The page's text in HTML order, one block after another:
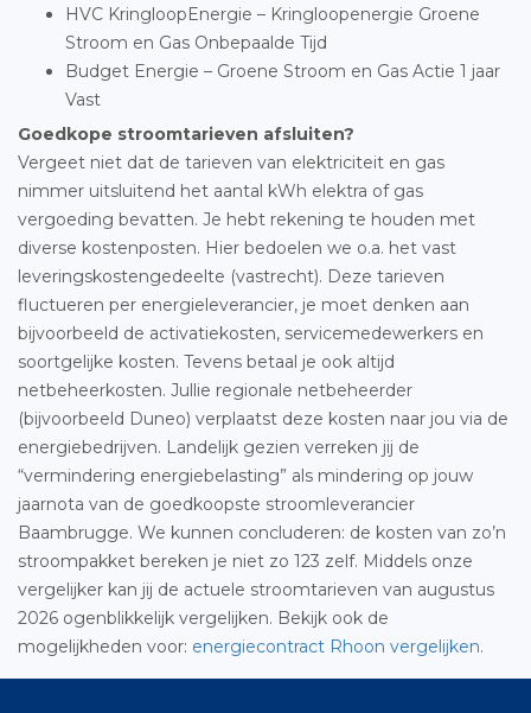
HVC KringloopEnergie – Kringloopenergie Groene
Stroom en Gas Onbepaalde Tijd
Budget Energie – Groene Stroom en Gas Actie 1 jaar
Vast
Goedkope stroomtarieven afsluiten?
Vergeet niet dat de tarieven van elektriciteit en gas
nimmer uitsluitend het aantal kWh elektra of gas
vergoeding bevatten. Je hebt rekening te houden met
diverse kostenposten. Hier bedoelen we o.a. het vast
leveringskostengedeelte (vastrecht). Deze tarieven
fluctueren per energieleverancier, je moet denken aan
bijvoorbeeld de activatiekosten, servicemedewerkers en
soortgelijke kosten. Tevens betaal je ook altijd
netbeheerkosten. Jullie regionale netbeheerder
(bijvoorbeeld Duneo) verplaatst deze kosten naar jou via de
energiebedrijven. Landelijk gezien verreken jij de
“vermindering energiebelasting” als mindering op jouw
jaarnota van de goedkoopste stroomleverancier
Baambrugge. We kunnen concluderen: de kosten van zo’n
stroompakket bereken je niet zo 123 zelf. Middels onze
vergelijker kan jij de actuele stroomtarieven van augustus
2026 ogenblikkelijk vergelijken. Bekijk ook de
mogelijkheden voor: energiecontract Rhoon vergelijken.